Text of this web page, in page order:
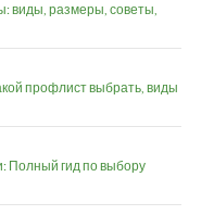
виды, размеры, советы,
профлист выбрать, виды
Полный гид по выбору